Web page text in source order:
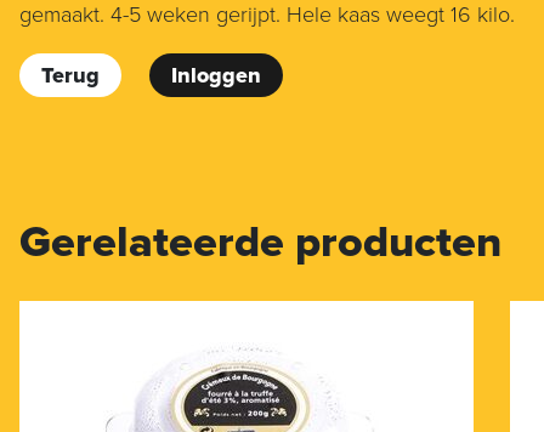
gemaakt. 4-5 weken gerijpt. Hele kaas weegt 16 kilo.
Terug Inloggen
Gerelateerde producten